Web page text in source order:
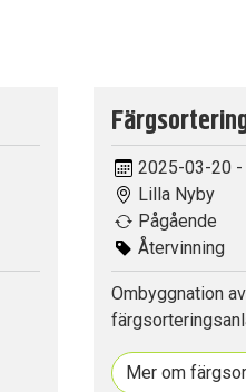
2025-03-20
Lilla Nyby
Pågående
Återvinning
Ombyggnation av
Mer om